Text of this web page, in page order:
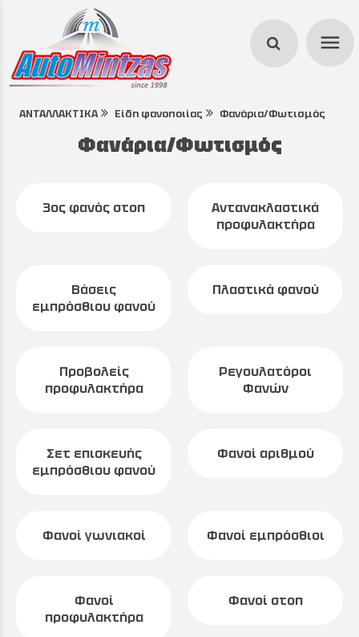
menu
search
ΑΝΤΑΛΛΑΚΤΙΚΑ Είδη φανοποιίας Φανάρια/Φωτισμός
Φανάρια/Φωτισμός
3ος φανός στοπ
Αντανακλαστικά
προφυλακτήρα
Βάσεις
εμπρόσθιου φανού
Πλαστικά φανού
Προβολείς
προφυλακτήρα
Ρεγουλατόροι
Φανών
Σετ επισκευής
εμπρόσθιου φανού
Φανοί αριθμού
Φανοί γωνιακοί Φανοί εμπρόσθιοι
Φανοί
προφυλακτήρα
Φανοί στοπ